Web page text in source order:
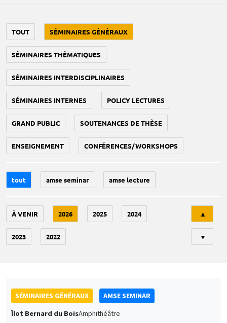
TOUT SÉMINAIRES GÉNÉRAUX
SÉMINAIRES THÉMATIQUES
SÉMINAIRES INTERDISCIPLINAIRES
SÉMINAIRES INTERNES POLICY LECTURES
GRAND PUBLIC SOUTENANCES DE THÈSE
ENSEIGNEMENT CONFÉRENCES/WORKSHOPS
tout amse seminar amse lecture
À VENIR 2026 2025 2024
2023 2022
▲
▼
SÉMINAIRES GÉNÉRAUX
AMSE SEMINAR
Îlot Bernard du BoisAmphithéâtre